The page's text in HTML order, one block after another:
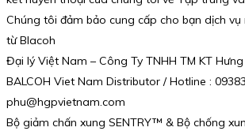
Chúng tôi đảm bảo cung cấp cho bạn dịch
từ Blacoh
Đại lý Việt Nam – Công Ty TNHH TM KT
BALCOH Viet Nam Distributor / Hotline :
phu@hgpvietnam.com
Bộ giảm chấn xung SENTRY™ & Bộ chống